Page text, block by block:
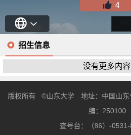
4
招生信息
没有更多内
版权所有 ©山东大学 地址：中国山
编：250100
查号台：（86）-